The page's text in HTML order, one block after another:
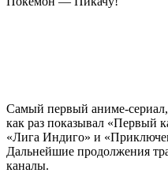
Самый первый аниме-сериал,
как раз показывал «Первый
«Лига Индиго» и
Дальнейшие продолжения
каналы.